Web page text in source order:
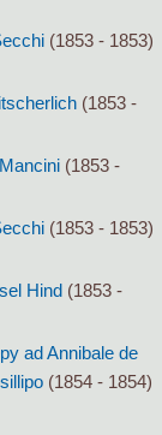
(1853 - 1853)
(1853 -
(1853 -
(1853 - 1853)
Hind (1853 -
ad Annibale de
(1854 - 1854)